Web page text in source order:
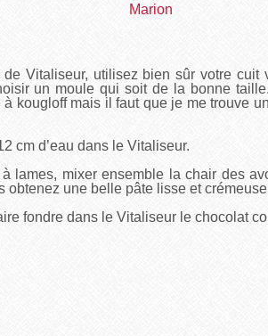
Vitaliseur, utilisez bien sûr votre cuit
un moule qui soit de la bonne
à kougloff mais il faut que je me trouve
cm d’eau dans le Vitaliseur.
lames, mixer ensemble la chair des
obtenez une belle pâte lisse et
fondre dans le Vitaliseur le chocolat